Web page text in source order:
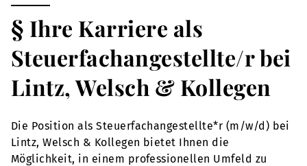
§ Ihre Karriere als
Steuerfachangestellte/r bei
Lintz, Welsch & Kollegen
Die Position als Steuerfachangestellte*r (m/w/d) bei
Lintz, Welsch & Kollegen bietet Ihnen die
Möglichkeit, in einem professionellen Umfeld zu